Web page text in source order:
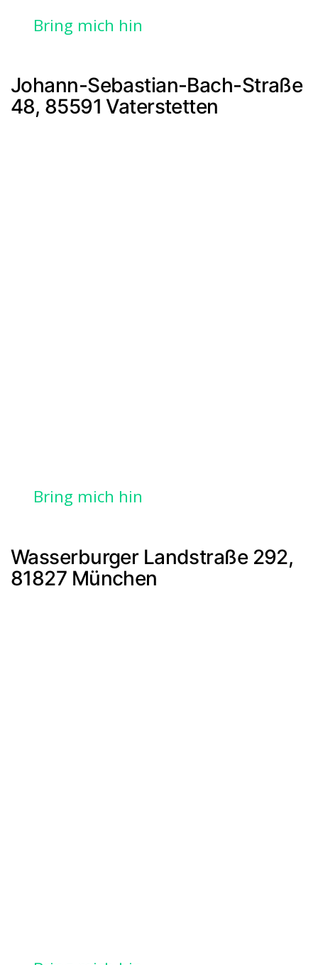
Bring mich hin
Johann-Sebastian-Bach-Straße
48, 85591 Vaterstetten
Bring mich hin
Wasserburger Landstraße 292,
81827 München